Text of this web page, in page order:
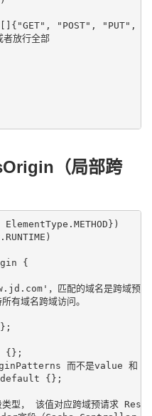
"POST", "PUT",
行全部
（局部跨
{
，匹配的域名是跨
有域名跨域访问。
{};
而不是value 和
{};
段类型， 该值对应跨域预请